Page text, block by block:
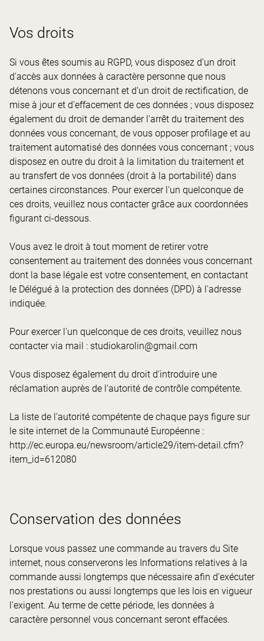
Vos droits
Si vous êtes soumis au RGPD, vous disposez d'un droit
d'accès aux données à caractère personne que nous
détenons vous concernant et d'un droit de rectification, de
mise à jour et d'effacement de ces données ; vous disposez
également du droit de demander l'arrêt du traitement des
données vous concernant, de vous opposer profilage et au
traitement automatisé des données vous concernant ; vous
disposez en outre du droit à la limitation du traitement et
au transfert de vos données (droit à la portabilité) dans
certaines circonstances. Pour exercer l'un quelconque de
ces droits, veuillez nous contacter grâce aux coordonnées
figurant ci-dessous.
Vous avez le droit à tout moment de retirer votre
consentement au traitement des données vous concernant
dont la base légale est votre consentement, en contactant
le Délégué à la protection des données (DPD) à l'adresse
indiquée.
Pour exercer l'un quelconque de ces droits, veuillez nous
contacter via mail : studiokarolin@gmail.com
Vous disposez également du droit d'introduire une
réclamation auprès de l'autorité de contrôle compétente.
La liste de l'autorité compétente de chaque pays figure sur
le site internet de la Communauté Européenne :
http://ec.europa.eu/newsroom/article29/item-detail.cfm?
item_id=612080
Conservation des données
Lorsque vous passez une commande au travers du Site
internet, nous conserverons les Informations relatives à la
commande aussi longtemps que nécessaire afin d'exécuter
nos prestations ou aussi longtemps que les lois en vigueur
l'exigent. Au terme de cette période, les données à
caractère personnel vous concernant seront effacées.